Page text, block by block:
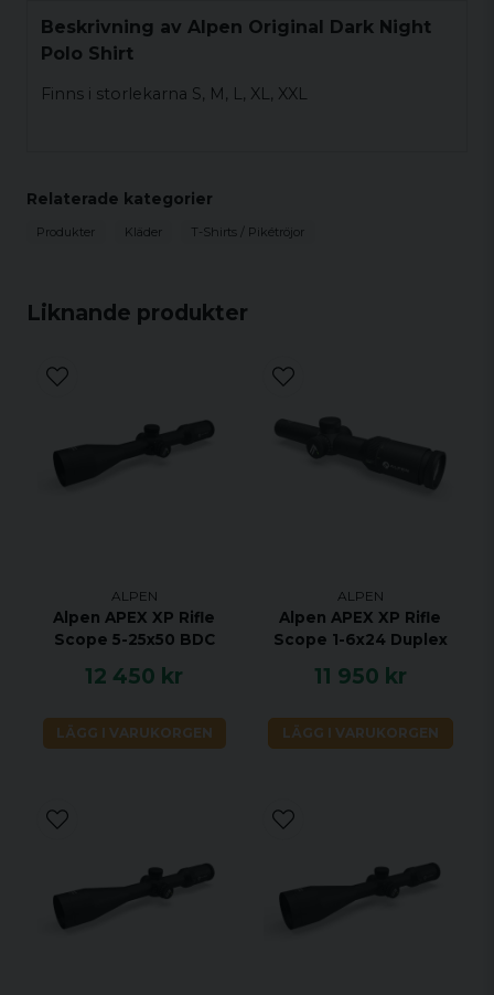
Liknande produkter
ALPEN
Alpen APEX XP Rifle
Scope 5-25x50 BDC
12 450 kr
LÄGG I VARUKORGEN
ALPEN
Alpen APEX XP Rifle
Scope 1-6x24 Duplex
11 950 kr
LÄGG I VARUKORGEN
Beskrivning av Alpen Original Dark Night
Polo Shirt
Finns i storlekarna S, M, L, XL, XXL
Relaterade kategorier
Produkter Kläder T-Shirts / Pikétröjor